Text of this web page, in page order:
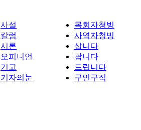
사설
칼럼
시론
오피니언
기고
기자의눈
목회자청빙
사역자청빙
삽니다
팝니다
드립니다
구인구직